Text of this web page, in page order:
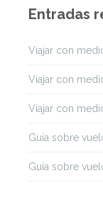
Entradas
Viajar con
Viajar con
Viajar con
Guía sobre
Guía sobre